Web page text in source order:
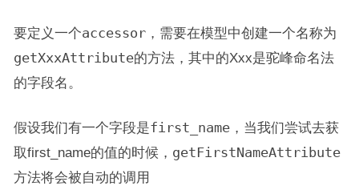
要定义一个accessor，需要在模型中创建一个名称为
getXxxAttribute的方法，其中的Xxx是驼峰命名法
的字段名。
假设我们有一个字段是first_name，当我们尝试去获
取first_name的值的时候， getFirstNameAttribute
方法将会被自动的调用